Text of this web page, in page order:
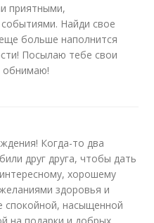
приятными,
Найди свое
больше наполнится
Посылаю тебе свои
обнимаю!
Когда-то два
друг друга, чтобы дать
хорошему
здоровья и
спокойной, насыщенной
на подарки и добрых